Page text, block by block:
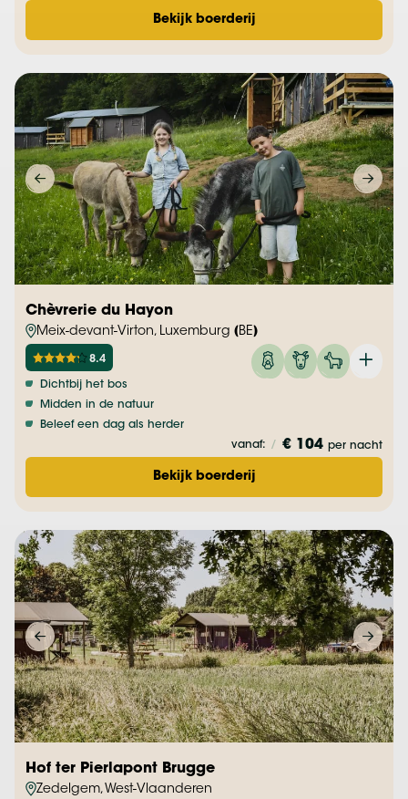
Bekijk boerderij
Chèvrerie du Hayon
Meix-devant-Virton, Luxemburg (BE)
8.4
Dichtbij het bos
Midden in de natuur
Beleef een dag als herder
vanaf: / € 104 per nacht
Bekijk boerderij
Hof ter Pierlapont Brugge
Zedelgem, West-Vlaanderen